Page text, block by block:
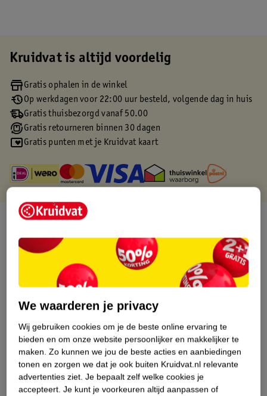
Kruidvat is altijd voordelig
Gratis ophalen in de winkel
Op werkdagen voor 22:00 uur besteld, volgende dag in huis
Gratis thuisbezorgd vanaf 50.00
Gratis retourneren binnen 30 dagen
Gratis punten met je Kruidvat kaart
Over dit product
Productinformatie
Etiketinformatie
Dit product heeft (nog) geen Nature
Impact Score.
Meer informatie
We waarderen je privacy
Wij gebruiken cookies om je de beste online ervaring te
bieden en om onze website persoonlijker en makkelijker te
maken. Zo kunnen we jou de beste acties en aanbiedingen
tonen en zorgen we dat je ook buiten Kruidvat.nl relevante
advertenties ziet. Je bepaalt zelf welke cookies je
accepteert. Je kunt je voorkeuren altijd aanpassen of